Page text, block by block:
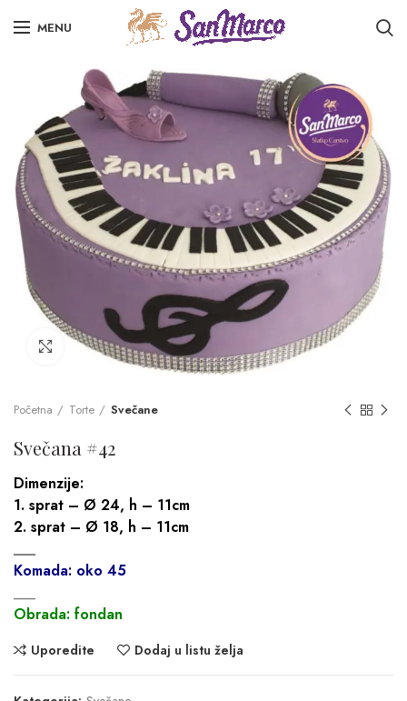
MENU
Click to enlarge
Početna Torte Svečane
Svečana #42
Dimenzije:
1. sprat – Ø 24, h – 11cm
2. sprat – Ø 18, h – 11cm
___
Komada: oko 45
Obrada: fondan
Uporedite Dodaj u listu želja